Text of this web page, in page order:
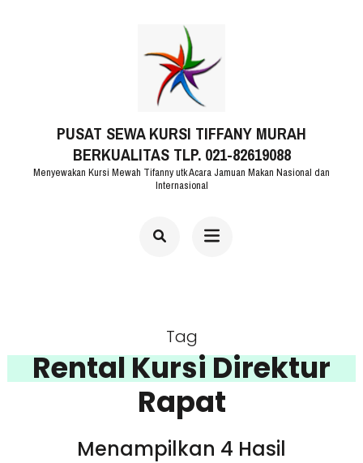
PUSAT SEWA KURSI TIFFANY MURAH
BERKUALITAS TLP. 021-82619088
Menyewakan Kursi Mewah Tifanny utk Acara Jamuan Makan Nasional dan
Internasional
Tag
Rental Kursi Direktur
Rapat
Menampilkan 4 Hasil